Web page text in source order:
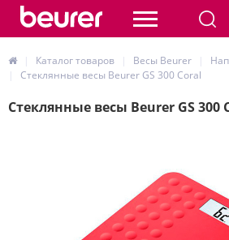
Каталог товаров Весы Beurer
Стеклянные весы Beurer GS 300 Coral
Стеклянные весы Beurer GS 300